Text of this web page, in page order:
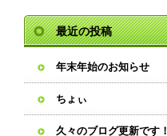
最近の投稿
年末年始のお知らせ
ちょぃ
久々のブログ更新です！